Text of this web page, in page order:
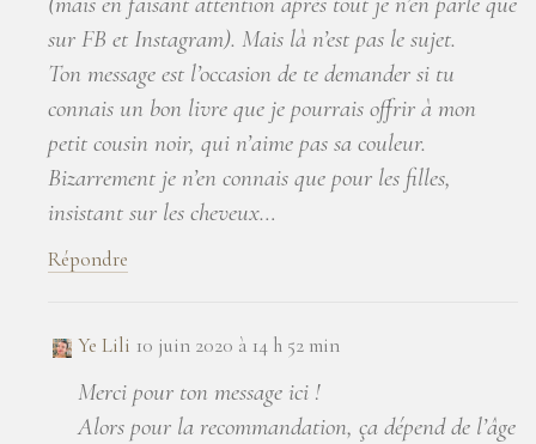
sur FB et Instagram). Mais là n’est pas le sujet.
Ton message est l’occasion de te demander si tu
connais un bon livre que je pourrais offrir à mon
petit cousin noir, qui n’aime pas sa couleur.
Bizarrement je n’en connais que pour les filles,
insistant sur les cheveux…
Répondre
Ye Lili 10 juin 2020 à 14 h 52 min
Merci pour ton message ici !
Alors pour la recommandation, ça dépend de l’âge